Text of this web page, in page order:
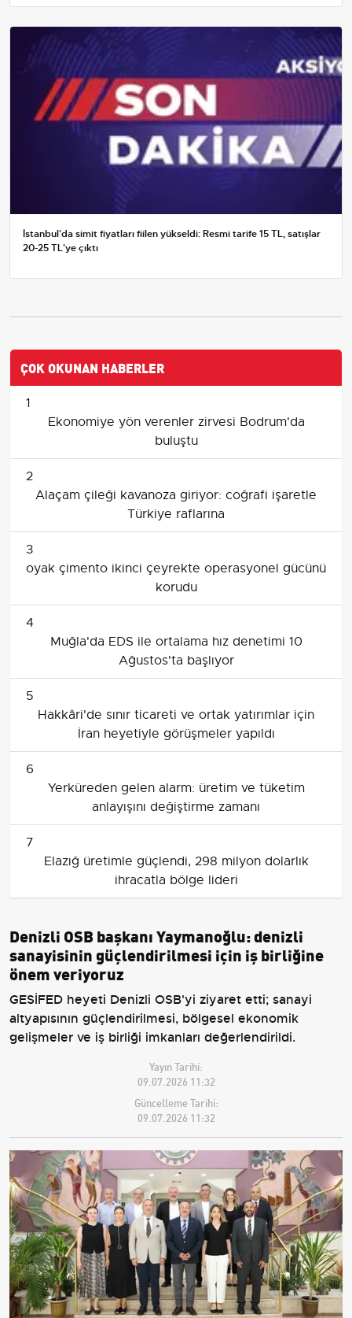
İstanbul'da simit fiyatları fiilen yükseldi: Resmi tarife 15 TL, satışlar
20-25 TL'ye çıktı
ÇOK OKUNAN HABERLER
1
Ekonomiye yön verenler zirvesi Bodrum'da
buluştu
2
Alaçam çileği kavanoza giriyor: coğrafi işaretle
Türkiye raflarına
3
oyak çimento ikinci çeyrekte operasyonel gücünü
korudu
4
Muğla'da EDS ile ortalama hız denetimi 10
Ağustos'ta başlıyor
5
Hakkâri'de sınır ticareti ve ortak yatırımlar için
İran heyetiyle görüşmeler yapıldı
6
Yerküreden gelen alarm: üretim ve tüketim
anlayışını değiştirme zamanı
7
Elazığ üretimle güçlendi, 298 milyon dolarlık
ihracatla bölge lideri
Denizli OSB başkanı Yaymanoğlu: denizli
sanayisinin güçlendirilmesi için iş birliğine
önem veriyoruz
GESİFED heyeti Denizli OSB'yi ziyaret etti; sanayi
altyapısının güçlendirilmesi, bölgesel ekonomik
gelişmeler ve iş birliği imkanları değerlendirildi.
Yayın Tarihi:
09.07.2026 11:32
Güncelleme Tarihi:
09.07.2026 11:32